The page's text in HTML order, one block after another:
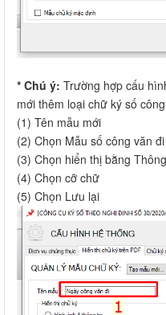
* Chú ý: Trường hợp cấu
mới thêm loại chữ ký số
(1) Tên mẫu mới
(2) Chọn Mẫu số công văn
(3) Chọn hiển thị bằng
(4) Chọn cỡ chữ
(5) Chọn Lưu lại